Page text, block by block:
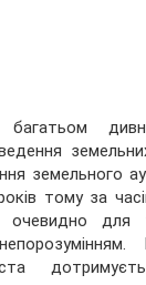
земельного
тому за
очевидно для